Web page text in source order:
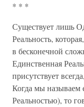
* * *
Существует лишь
Реальность,
в бесконечной
Единственная
присутствует
Когда мы называем
Реальностью), то